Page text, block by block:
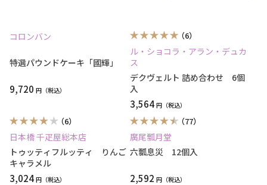
コロンバン
特選パウンドケーキ「國輝」
9,720 円
（6）
ル・ショコラ・アラン・デュカ
ス
デクヴェルト 詰め合わせ 6個
入
3,564円
（6）
日本橋 千疋屋総本店
トゥッティフルッティ りんご
キャラメル
3,024円
（77）
廣尾瓢月堂
六瓢息災 12個入
2,592 円